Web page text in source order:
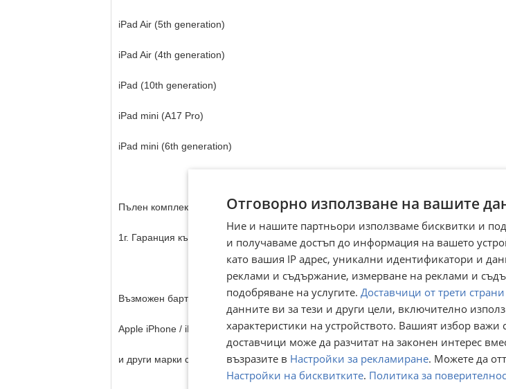
iPad Air (5th generation)
iPad Air (4th generation)
iPad (10th generation)
iPad mini (A17 Pro)
iPad mini (6th generation)
Пълен комплект!
1г. Гаранция към Apple!
Възможен бартер за :
Apple iPhone / iPad / Macbook
и други марки смартфони / лаптопи / таблети.
Отговорно използване на вашите
Ние и нашите партньори използваме бисквитки и
и получаваме достъп до информация на вашето
като вашия IP адрес, уникални идентификатори и
реклами и съдържание, измерване на реклами и
подобряване на услугите. Доставчици от трети
данните ви за тези и други цели, включително
характеристики на устройството. Вашият избор важи
доставчици може да разчитат на законен интерес
възразите в Настройки за рекламиране. Можете да
Настройки на бисквитките. Политика за